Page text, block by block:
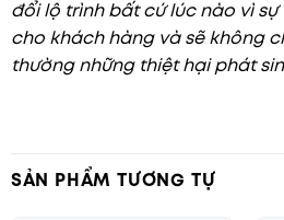
đổi lộ trình bất cứ lúc nào vì
cho khách hàng và sẽ không
thường những thiệt hại phát
SẢN PHẨM TƯƠNG TỰ